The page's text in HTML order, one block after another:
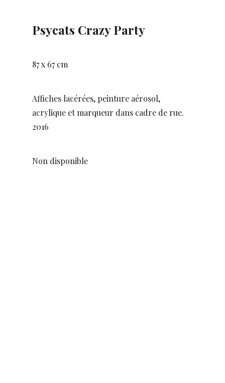
Psycats Crazy Party
87 x 67 cm
Affiches lacérées, peinture aérosol,
acrylique et marqueur dans cadre de rue.
2016
Non disponible